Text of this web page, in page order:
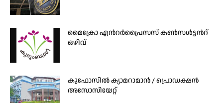
മൈക്രോ എൻറർപ്രൈസസ് കൺസൾട്ടൻറ്
ഒഴിവ്
കുഫോസിൽ ക്യാമറാമാൻ / പ്രൊഡക്ഷൻ
അസോസിയേറ്റ്